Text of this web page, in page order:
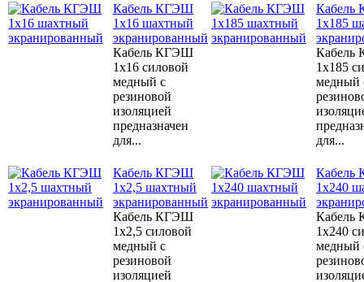
Кабель КГЭШ
1x16 шахтный
экранированный
Кабель КГЭШ
1x16 силовой
медный с
резиновой
изоляцией
предназначен
для...
1x185
1x185
медный
для...
Кабель КГЭШ
1x2,5 шахтный
экранированный
Кабель КГЭШ
1x2,5 силовой
медный с
резиновой
изоляцией
1x240
1x240
медный